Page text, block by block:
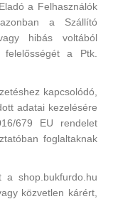
a Felhasználók
a Szállító
hibás voltából
a Ptk.
kapcsolódó,
adatai kezelésére
679 EU rendelet
foglaltaknak
a shop.bukfurdo.hu
közvetlen kárért,